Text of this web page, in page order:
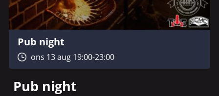
Pub night
ons 13 aug 19:00-23:00
Pub night